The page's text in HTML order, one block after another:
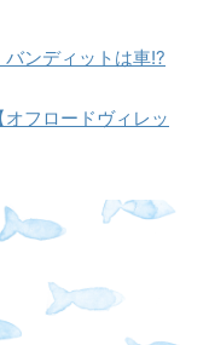
バンディットは車!?
オフロードヴィレッ